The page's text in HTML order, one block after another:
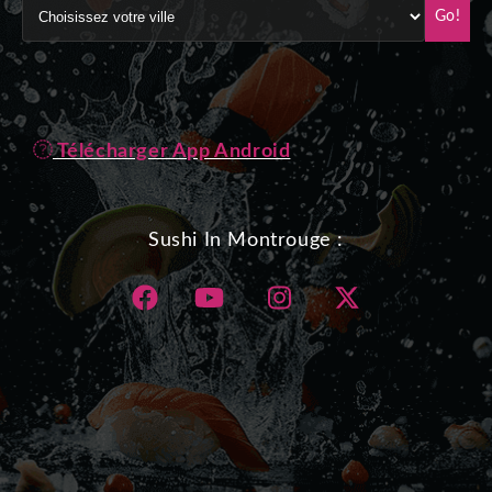
Go!
Télécharger App Android
Sushi In Montrouge :